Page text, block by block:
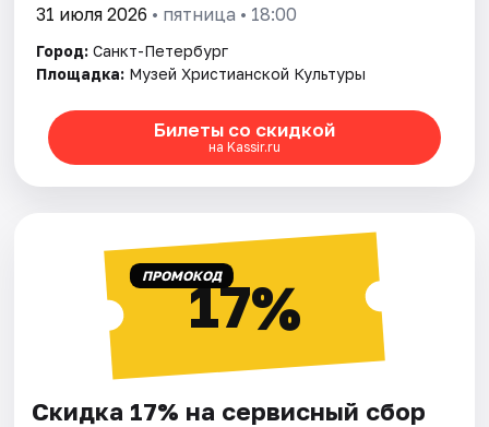
31 июля 2026 • пятница • 18:00
Город: Санкт-Петербург
Площадка: Музей Христианской Культуры
Билеты со скидкой
на Kassir.ru
ПРОМОКОД17%
Скидка 17% на сервисный сбор